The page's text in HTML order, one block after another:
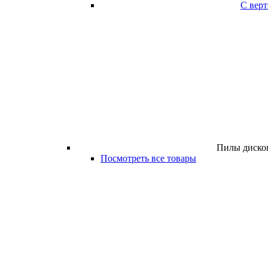
С
Пилы
Посмотреть все товары